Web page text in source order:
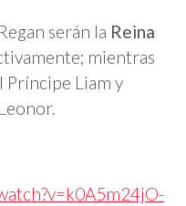
serán la Reina
mientras
Príncipe Liam y